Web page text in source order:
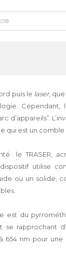
puis le laser,
Cependant,
d’appareils”.
qui est un
: le TRASER,
utilise
ou un solide,
est du
rapprochant
654 nm pour